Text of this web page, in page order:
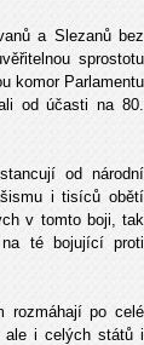
a Slezanů bez
sprostotu
komor Parlamentu
od účasti na 80.
od národní
i tisíců obětí
v tomto boji, tak
té bojující proti
rozmáhají po celé
ale i celých států i